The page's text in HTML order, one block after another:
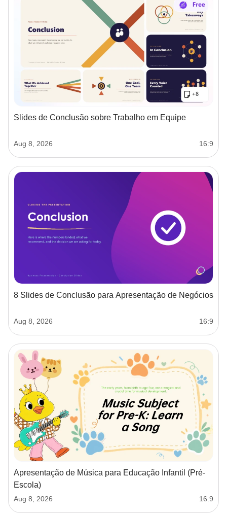
Slides de Conclusão sobre Trabalho em Equipe
Aug 8, 2026 16:9
8 Slides de Conclusão para Apresentação de Negócios
Aug 8, 2026 16:9
Apresentação de Música para Educação Infantil (Pré-
Escola)
Aug 8, 2026 16:9